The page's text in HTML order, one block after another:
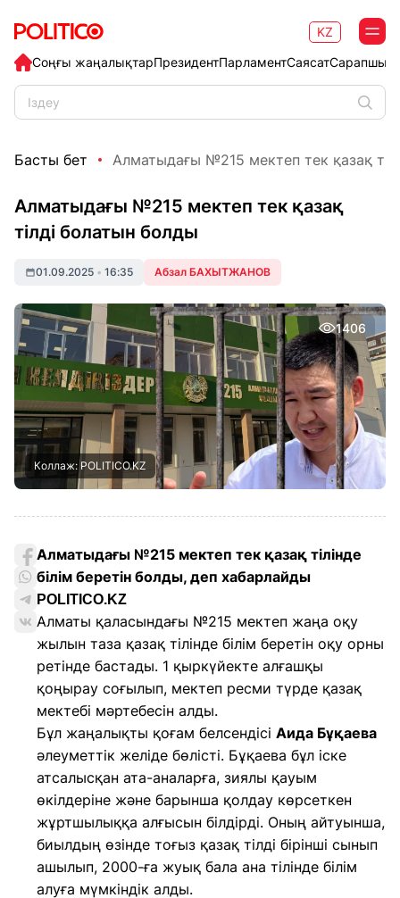
Соңғы жаңалықтарПрезидентПарламентСаясат
KZ
Басты бет Алматыдағы №215 мектеп тек қазақ
Алматыдағы №215 мектеп тек қазақ
тілді болатын болды
01.09.2025 • 16:35 Абзал БАХЫТЖАНОВ
1406
Коллаж: POLITICO.KZ
Алматыдағы №215 мектеп тек қазақ тілінде
білім беретін болды, деп хабарлайды
POLITICO.KZ
Алматы қаласындағы №215 мектеп жаңа оқу
жылын таза қазақ тілінде білім беретін оқу орны
ретінде бастады. 1 қыркүйекте алғашқы
қоңырау соғылып, мектеп ресми түрде қазақ
мектебі мәртебесін алды.
Бұл жаңалықты қоғам белсендісі Аида Бұқаева
әлеуметтік желіде бөлісті. Бұқаева бұл іске
атсалысқан ата-аналарға, зиялы қауым
өкілдеріне және барынша қолдау көрсеткен
жұртшылыққа алғысын білдірді. Оның айтуынша,
биылдың өзінде тоғыз қазақ тілді бірінші сынып
ашылып, 2000-ға жуық бала ана тілінде білім
алуға мүмкіндік алды.